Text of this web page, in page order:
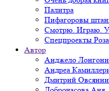
Палитра
Пифагоровы
Смотрю. Играю.
Спецпроекты
Автор
Анджело Лонгони
Андреа
Дмитрий